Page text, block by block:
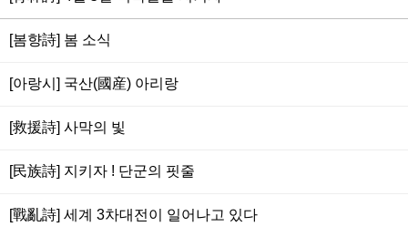
[봄향詩] 봄 소식
[아랑시] 국산(國産) 아리랑
[救援詩] 사막의 빛
[民族詩] 지키자 ! 단군의 핏줄
[戰亂詩] 세계 3차대전이 일어나고 있다